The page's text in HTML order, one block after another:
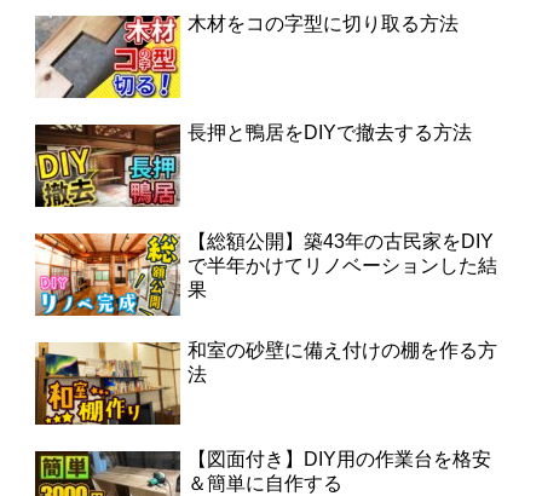
木材をコの字型に切り取る方法
長押と鴨居をDIYで撤去する方法
【総額公開】築43年の古民家をDIY
で半年かけてリノベーションした結
果
和室の砂壁に備え付けの棚を作る方
法
【図面付き】DIY用の作業台を格安
＆簡単に自作する